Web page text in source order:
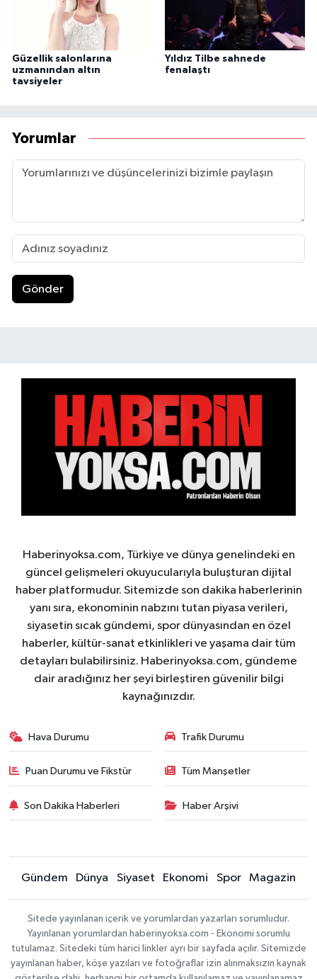
Güzellik salonlarına
uzmanından altın
tavsiyeler
Yıldız Tilbe sahnede
fenalaştı
Yorumlar
Gönder
Haberinyoksa.com, Türkiye ve dünya genelindeki en
güncel gelişmeleri okuyucularıyla buluşturan dijital
haber platformudur. Sitemizde son dakika haberlerinin
yanı sıra, ekonominin nabzını tutan piyasa verileri,
siyasetin sıcak gündemi, spor dünyasından en özel
haberler, kültür-sanat etkinlikleri ve yaşama dair tüm
detayları bulabilirsiniz. Haberinyoksa.com, gündeme
dair aradığınız her şeyi birleştiren güvenilir bilgi
kaynağınızdır.
Hava Durumu Trafik Durumu
Puan Durumu ve Fikstür Tüm Manşetler
Son Dakika Haberleri Haber Arşivi
Gündem Dünya Siyaset Ekonomi Spor Magazin
Sitede yayınlanan içerik ve yorumlardan yazarları sorumludur.
Yayınlanan yorumlardan haberinyoksa.com - Ekonomi sorumlu
tutulamaz. Sitedeki tüm harici linkler ayrı bir sayfada açılır. Sitemizde
yayınlanan haber, köşe yazıları ve fotoğraflar izin alınmaksızın kaynak